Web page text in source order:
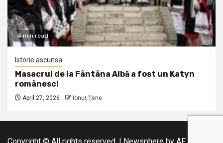
4 min read
Istorie ascunsa
Masacrul de la Fântâna Albă a fost un Katyn
românesc!
April 27, 2026 Ionuţ Ţene